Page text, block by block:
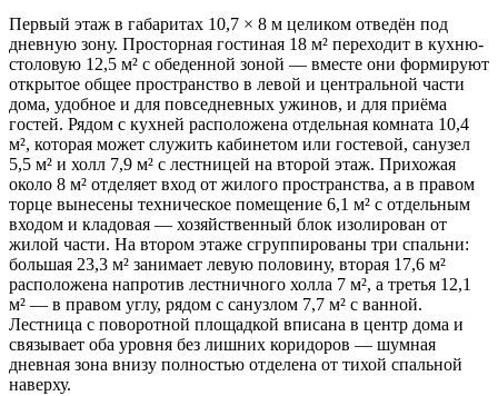
Первый этаж в габаритах 10,7 × 8 м целиком отведён под
дневную зону. Просторная гостиная 18 м² переходит в кухню-
столовую 12,5 м² с обеденной зоной — вместе они формируют
открытое общее пространство в левой и центральной части
дома, удобное и для повседневных ужинов, и для приёма
гостей. Рядом с кухней расположена отдельная комната 10,4
м², которая может служить кабинетом или гостевой, санузел
5,5 м² и холл 7,9 м² с лестницей на второй этаж. Прихожая
около 8 м² отделяет вход от жилого пространства, а в правом
торце вынесены техническое помещение 6,1 м² с отдельным
входом и кладовая — хозяйственный блок изолирован от
жилой части. На втором этаже сгруппированы три спальни:
большая 23,3 м² занимает левую половину, вторая 17,6 м²
расположена напротив лестничного холла 7 м², а третья 12,1
м² — в правом углу, рядом с санузлом 7,7 м² с ванной.
Лестница с поворотной площадкой вписана в центр дома и
связывает оба уровня без лишних коридоров — шумная
дневная зона внизу полностью отделена от тихой спальной
наверху.